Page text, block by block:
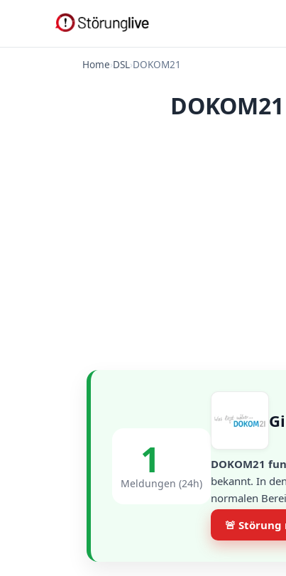
Home›DSL›DOKOM21
1
Meldungen (24h)
DOKOM21
bekannt. In
normalen
🚨 Störung